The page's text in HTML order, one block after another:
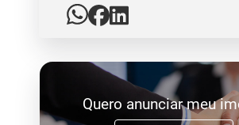
Quero anunciar meu